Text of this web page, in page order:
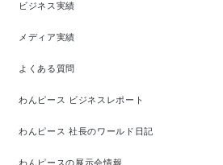
ビジネス実績
メディア実績
よくある質問
わんピース ビジネスレポート
わんピース 社長のワールド日記